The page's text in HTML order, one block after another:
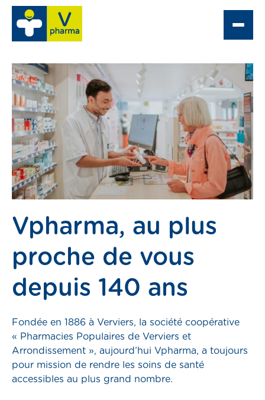
grossiste
pharmacie
Prendre RDV
Pharmacies de garde
Vpharma, au plus
proche de vous
depuis 140 ans
Fondée en 1886 à Verviers, la société coopérative
« Pharmacies Populaires de Verviers et
Arrondissement », aujourd’hui Vpharma, a toujours
pour mission de rendre les soins de santé
accessibles au plus grand nombre.